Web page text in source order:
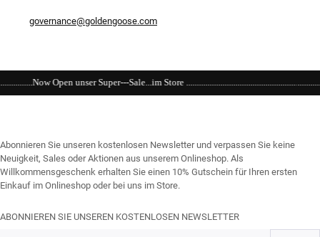
governance@goldengoose.com
Super---Sale...im Store
Abonnieren Sie unseren kostenlosen Newsletter und verpassen Sie keine
Neuigkeit, Sales oder Aktionen aus unserem Onlineshop. Als
Willkommensgeschenk erhalten Sie einen 10% Gutschein für Ihren ersten
Einkauf im Onlineshop oder bei uns im Store.
ABONNIEREN SIE UNSEREN KOSTENLOSEN NEWSLETTER